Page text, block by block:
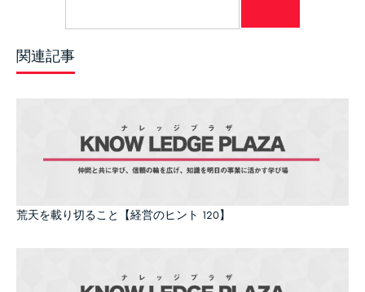
関連記事
荒天を載り切ること【経営のヒント 120】